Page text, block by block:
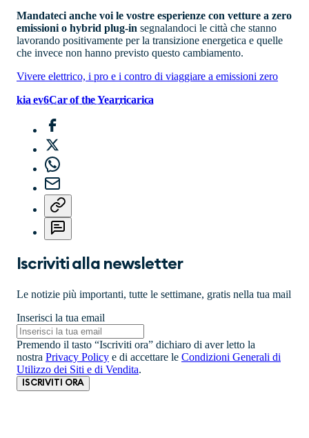
Mandateci anche voi le vostre esperienze con vetture a zero
emissioni o hybrid plug-in segnalandoci le città che stanno
lavorando positivamente per la transizione energetica e quelle
che invece non hanno previsto questo cambiamento.
Vivere elettrico, i pro e i contro di viaggiare a emissioni zero
kia ev6Car of the Yearricarica
Iscriviti alla newsletter
Le notizie più importanti, tutte le settimane, gratis nella tua mail
Inserisci la tua email
Premendo il tasto “Iscriviti ora” dichiaro di aver letto la
nostra Privacy Policy e di accettare le Condizioni Generali di
Utilizzo dei Siti e di Vendita.
ISCRIVITI ORA